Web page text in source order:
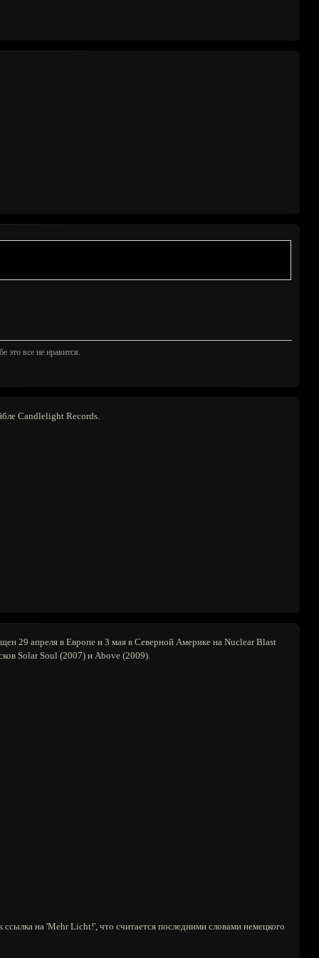
это все не нравится.
Candlelight Records.
29 апреля в Европе и 3 мая в Северной Америке на Nuclear Blast
Solar Soul (2007) и Above (2009).
на 'Mehr Licht!', что считается последними словами немецкого